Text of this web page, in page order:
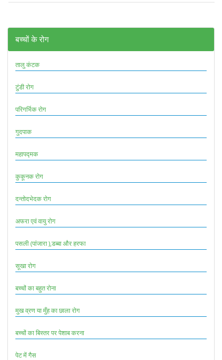
बच्चों के रोग
तालु कंटक
टुंडी रोग
परिगर्भिक रोग
गुदपाक
महापद्मक
कुकूनक रोग
दन्तोदभेदक रोग
अफरा एवं वायु रोग
पसली (पांजारा ),डब्बा और हरफा
सूखा रोग
बच्चों का बहुत रोना
मुख व्रण या मुँह का छाला रोग
बच्चों का बिस्तर पर पेशाब करना
पेट में गैस